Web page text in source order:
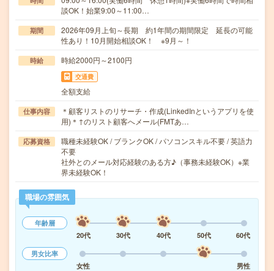
談OK！始業9:00～11:00…
期間
2026年09月上旬～長期 約1年間の期間限定 延長の可能
性あり！10月開始相談OK！ ※9月～！
時給 時給2000円～2100円
交通費
全額支給
仕事内容
＊顧客リストのリサーチ・作成(LinkedInというアプリを使
用)＊↑のリスト顧客へメール(FMTあ…
応募資格
職種未経験OK / ブランクOK / パソコンスキル不要 / 英語力
不要
社外とのメール対応経験のある方♪（事務未経験OK）※業
界未経験OK！
職場の雰囲気
年齢層
20代
30代 40代 50代
60代
男女比率
女性
男性